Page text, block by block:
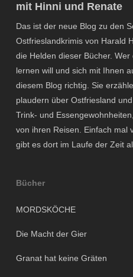
mit Hinni und Renate
Das ist der neue Blog zu den
Ostfrieslandkrimis von Harald
die Helden dieser Bücher.
lernen will und sich mit Ihnen
diesem Blog richtig. Sie
plaudern über Ostfriesland
Trink- und
von ihren Reisen. Einfach mal
gibt es dort im Laufe der Zeit
Bücher
MORDSKÖCHE
Die Macht der Gier
Granat hat keine Gräten